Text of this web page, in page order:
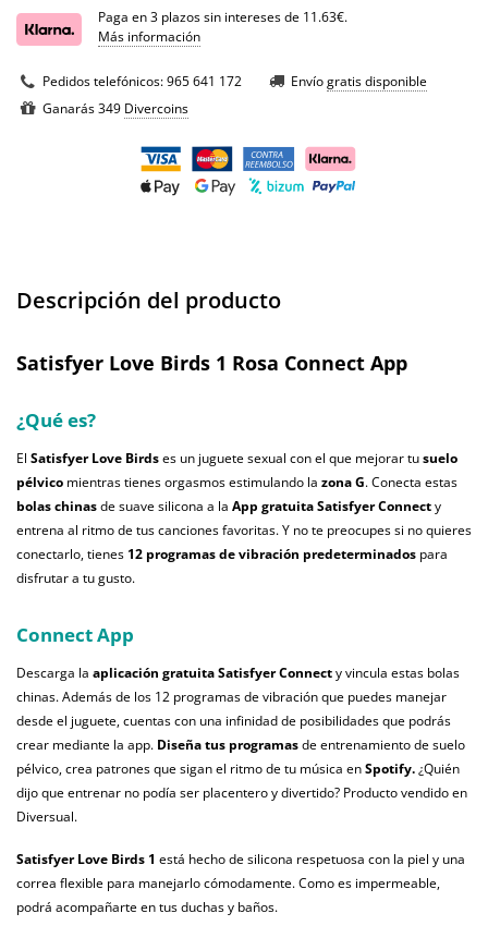
Paga en 3 plazos sin intereses de 11.63€.
Más información
Pedidos telefónicos:965 641 172 Envíogratis disponible
Ganarás 349 Divercoins
Descripción del producto
Satisfyer Love Birds 1 Rosa Connect App
¿Qué es?
El Satisfyer Love Birdses un juguete sexual con el que mejorar tusuelo
pélvico mientras tienes orgasmos estimulando la zona G. Conecta estas
bolas chinasde suave silicona a la App gratuita Satisfyer Connecty
entrena al ritmo de tus canciones favoritas. Y no te preocupes si no quieres
conectarlo, tienes 12 programas de vibración predeterminados para
disfrutar a tu gusto.
Connect App
Descarga la aplicación gratuitaSatisfyer Connecty vincula estas bolas
chinas. Además de los 12 programas de vibración que puedes manejar
desde el juguete, cuentas con una infinidad de posibilidades que podrás
crear mediante la app. Diseña tus programasde entrenamiento de suelo
pélvico, crea patrones que sigan el ritmo de tu música enSpotify.¿Quién
dijo que entrenar no podía ser placentero y divertido? Producto vendido en
Diversual.
Satisfyer Love Birds 1 está hecho de silicona respetuosa con la piel y una
correa flexible para manejarlo cómodamente. Como es impermeable,
podrá acompañarte en tus duchas y baños.